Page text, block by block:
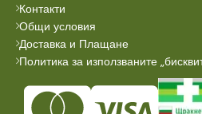
Контакти
Общи условия
Доставка и Плащане
Политика за използваните